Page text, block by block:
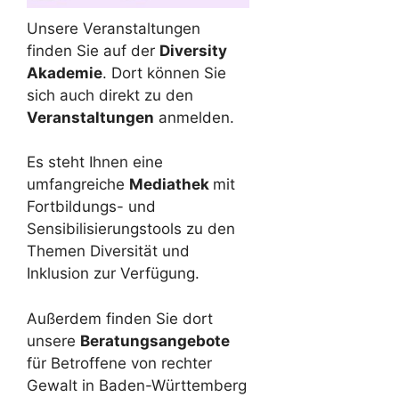
Unsere Veranstaltungen
finden Sie auf der Diversity
Akademie. Dort können Sie
sich auch direkt zu den
Veranstaltungen anmelden.
Es steht Ihnen eine
umfangreiche Mediathek mit
Fortbildungs- und
Sensibilisierungstools zu den
Themen Diversität und
Inklusion zur Verfügung.
Außerdem finden Sie dort
unsere Beratungsangebote
für Betroffene von rechter
Gewalt in Baden-Württemberg